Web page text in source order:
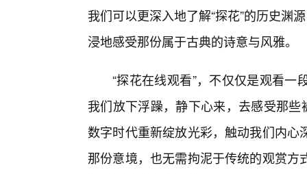
我们可以更深入地了解“探花”的历史渊
浸地感受那份属于古典的诗意与风雅。
“探花在线观看”，不仅仅是观看
我们放下浮躁，静下心来，去感受那
数字时代重新绽放光彩，触动我们内
那份意境，也无需拘泥于传统的观赏